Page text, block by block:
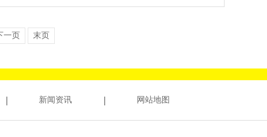
一页 末页
新闻资讯 网站地图